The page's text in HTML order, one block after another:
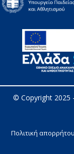
© Copyright 2025
Πολιτική